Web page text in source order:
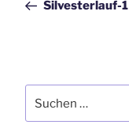
Silvesterlauf-1
nach: